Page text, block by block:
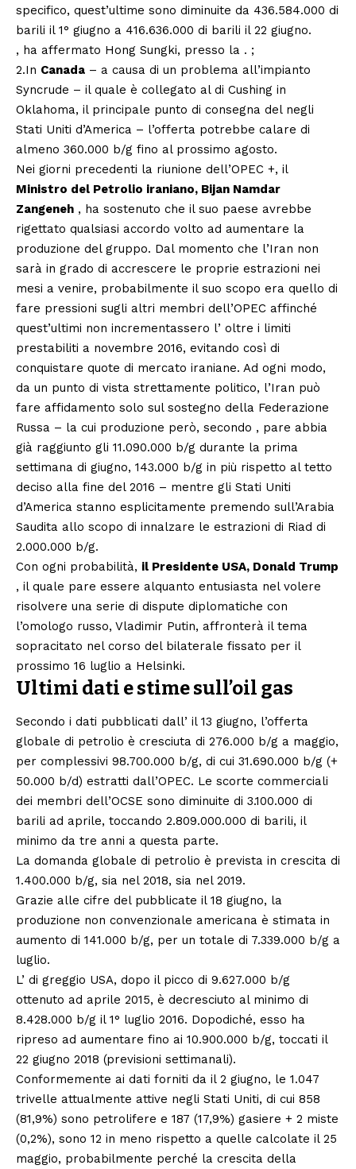
specifico, quest’ultime sono diminuite da 436.584.000 di
barili il 1° giugno a 416.636.000 di barili il 22 giugno.
, ha affermato Hong Sungki, presso la . ;
2.In Canada – a causa di un problema all’impianto
Syncrude – il quale è collegato al di Cushing in
Oklahoma, il principale punto di consegna del negli
Stati Uniti d’America – l’offerta potrebbe calare di
almeno 360.000 b/g fino al prossimo agosto.
Nei giorni precedenti la riunione dell’OPEC +, il
Ministro del Petrolio iraniano, Bijan Namdar
Zangeneh , ha sostenuto che il suo paese avrebbe
rigettato qualsiasi accordo volto ad aumentare la
produzione del gruppo. Dal momento che l’Iran non
sarà in grado di accrescere le proprie estrazioni nei
mesi a venire, probabilmente il suo scopo era quello di
fare pressioni sugli altri membri dell’OPEC affinché
quest’ultimi non incrementassero l’ oltre i limiti
prestabiliti a novembre 2016, evitando così di
conquistare quote di mercato iraniane. Ad ogni modo,
da un punto di vista strettamente politico, l’Iran può
fare affidamento solo sul sostegno della Federazione
Russa – la cui produzione però, secondo , pare abbia
già raggiunto gli 11.090.000 b/g durante la prima
settimana di giugno, 143.000 b/g in più rispetto al tetto
deciso alla fine del 2016 – mentre gli Stati Uniti
d’America stanno esplicitamente premendo sull’Arabia
Saudita allo scopo di innalzare le estrazioni di Riad di
2.000.000 b/g.
Con ogni probabilità, il Presidente USA, Donald Trump
, il quale pare essere alquanto entusiasta nel volere
risolvere una serie di dispute diplomatiche con
l’omologo russo, Vladimir Putin, affronterà il tema
sopracitato nel corso del bilaterale fissato per il
prossimo 16 luglio a Helsinki.
Ultimi dati e stime sull’oil gas
Secondo i dati pubblicati dall’ il 13 giugno, l’offerta
globale di petrolio è cresciuta di 276.000 b/g a maggio,
per complessivi 98.700.000 b/g, di cui 31.690.000 b/g (+
50.000 b/d) estratti dall’OPEC. Le scorte commerciali
dei membri dell’OCSE sono diminuite di 3.100.000 di
barili ad aprile, toccando 2.809.000.000 di barili, il
minimo da tre anni a questa parte.
La domanda globale di petrolio è prevista in crescita di
1.400.000 b/g, sia nel 2018, sia nel 2019.
Grazie alle cifre del pubblicate il 18 giugno, la
produzione non convenzionale americana è stimata in
aumento di 141.000 b/g, per un totale di 7.339.000 b/g a
luglio.
L’ di greggio USA, dopo il picco di 9.627.000 b/g
ottenuto ad aprile 2015, è decresciuto al minimo di
8.428.000 b/g il 1° luglio 2016. Dopodiché, esso ha
ripreso ad aumentare fino ai 10.900.000 b/g, toccati il
22 giugno 2018 (previsioni settimanali).
Conformemente ai dati forniti da il 2 giugno, le 1.047
trivelle attualmente attive negli Stati Uniti, di cui 858
(81,9%) sono petrolifere e 187 (17,9%) gasiere + 2 miste
(0,2%), sono 12 in meno rispetto a quelle calcolate il 25
maggio, probabilmente perché la crescita della